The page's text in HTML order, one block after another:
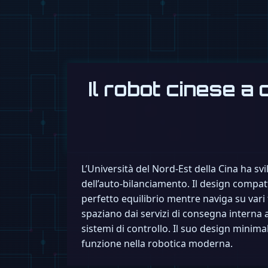
Il robot cinese a
L’Università del Nord-Est della Cina ha
dell’auto-bilanciamento. Il design
perfetto equilibrio mentre naviga su
spaziano dai servizi di consegna
sistemi di controllo. Il suo design
funzione nella robotica moderna.